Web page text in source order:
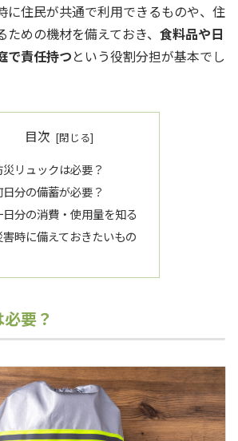
に住民が共通で利用できるものや、住
めの機材を備えておき、 食料品や日
で責任持つという役割分担が基本でし
目次
災リュックは必要？
日分の備蓄が必要？
日分の消費・使用量を知る
害時に備えておきたいもの
要？